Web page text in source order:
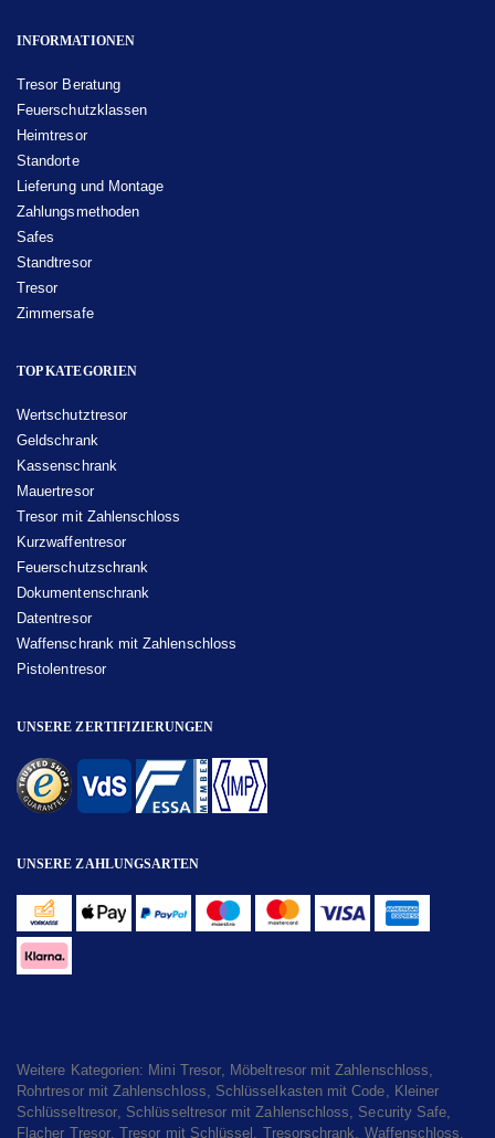
INFORMATIONEN
Tresor Beratung
Feuerschutzklassen
Heimtresor
Standorte
Lieferung und Montage
Zahlungsmethoden
Safes
Standtresor
Tresor
Zimmersafe
TOP KATEGORIEN
Wertschutztresor
Geldschrank
Kassenschrank
Mauertresor
Tresor mit Zahlenschloss
Kurzwaffentresor
Feuerschutzschrank
Dokumentenschrank
Datentresor
Waffenschrank mit Zahlenschloss
Pistolentresor
UNSERE ZERTIFIZIERUNGEN
UNSERE ZAHLUNGSARTEN
Weitere Kategorien: Mini Tresor Möbeltresor mit Zahlenschloss
Rohrtresor mit Zahlenschloss
Schlüsselkasten mit Code
Kleiner
Schlüsseltresor, Schlüsseltresor mit Zahlenschloss Security Safe
Flacher Tresor,Tresor mit Schlüssel Tresorschrank Waffenschloss